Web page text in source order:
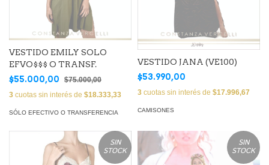
VESTIDO EMILY SOLO
EFVO$$$ O TRANSF.
$55.000,00
$75.000,00
3 cuotas sin interés de $18.333,33
SÓLO EFECTIVO O TRANSFERENCIA
VESTIDO JANA (VE100)
$53.990,00
3 cuotas sin interés de $17.996,67
CAMISONES
SIN
STOCK
SIN
STOCK